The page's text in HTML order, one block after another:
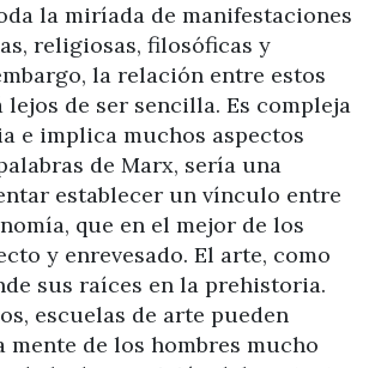
la miríada de manifestaciones
religiosas, filosóficas y
la relación entre estos
lejos de ser sencilla. Es compleja
e implica muchos aspectos
de Marx, sería una
establecer un vínculo entre
que en el mejor de los
y enrevesado. El arte, como
sus raíces en la prehistoria.
escuelas de arte pueden
mente de los hombres mucho